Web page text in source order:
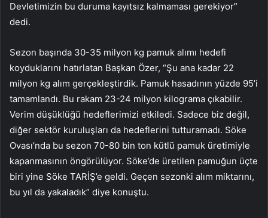
Devletimizin bu duruma kayıtsız kalmaması gerekiyor”
dedi.
Sezon başında 30-35 milyon kg pamuk alımı hedefi
koyduklarını hatırlatan Başkan Özer, “Şu ana kadar 22
milyon kg alım gerçekleştirdik. Pamuk hasadının yüzde 95’i
tamamlandı. Bu rakam 23-24 milyon kilograma çıkabilir.
Verim düşüklüğü hedeflerimizi etkiledi. Sadece biz değil,
diğer sektör kuruluşları da hedeflerini tutturamadı. Söke
Ovası’nda bu sezon 70-80 bin ton kütlü pamuk üretimiyle
kapanmasının öngörülüyor. Söke’de üretilen pamuğun üçte
biri yine Söke TARİŞ’e geldi. Geçen sezonki alım miktarını,
bu yıl da yakaladık” diye konuştu.